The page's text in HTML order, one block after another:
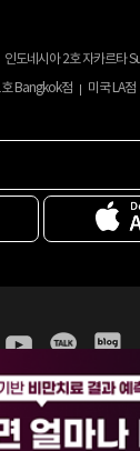
인도네시아 2호 자카르타
호 Bangkok점 미국 LA점
용약관
홈페이지 이
여진료수가